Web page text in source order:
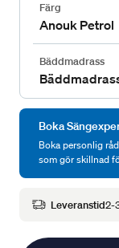
Färg
Anouk Petrol
Bäddmadrass
Boka
Boka personlig
som gör skillnad
Leveranstid2-